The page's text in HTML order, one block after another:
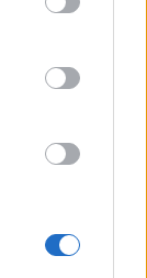
Journalist